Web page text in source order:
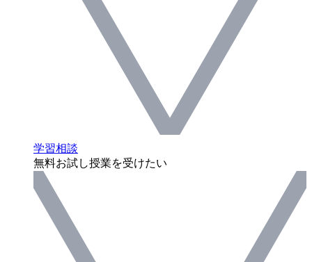
学習相談
無料お試し授業を受けたい